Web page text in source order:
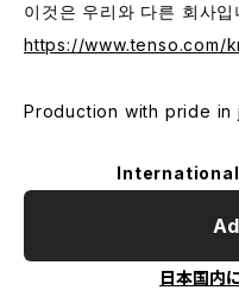
이것은 우리와 다른 회사입
https://www.tenso.com/
Production with pride in
日本国内